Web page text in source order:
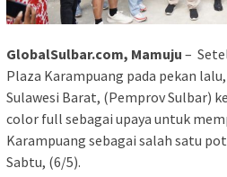
GlobalSulbar.com, Mamuju –
Plaza Karampuang pada pekan
Sulawesi Barat, (Pemprov Sulbar)
color full sebagai upaya untuk
Karampuang sebagai salah satu
Sabtu, (6/5).